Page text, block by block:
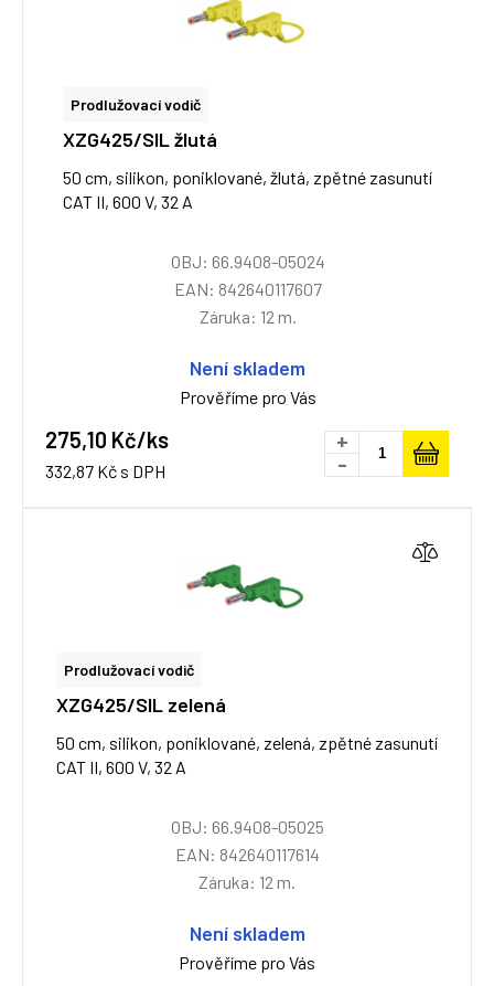
Prodlužovací vodič
XZG425/SIL žlutá
50 cm, silikon, poniklované, žlutá, zpětné zasunutí
CAT II, 600 V, 32 A
OBJ: 66.9408-05024
EAN: 842640117607
Záruka: 12 m.
Není skladem
Prověříme pro Vás
275,10 Kč/ks
332,87 Kč s DPH
+
-
Prodlužovací vodič
XZG425/SIL zelená
50 cm, silikon, poniklované, zelená, zpětné zasunutí
CAT II, 600 V, 32 A
OBJ: 66.9408-05025
EAN: 842640117614
Záruka: 12 m.
Není skladem
Prověříme pro Vás